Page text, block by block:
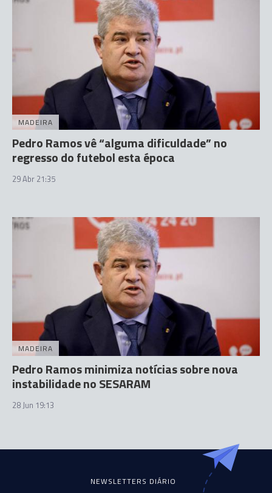
MADEIRA
Pedro Ramos vê “alguma dificuldade” no
regresso do futebol esta época
29 Abr 21:35
MADEIRA
Pedro Ramos minimiza notícias sobre nova
instabilidade no SESARAM
28 Jun 19:13
NEWSLETTERS DIÁRIO